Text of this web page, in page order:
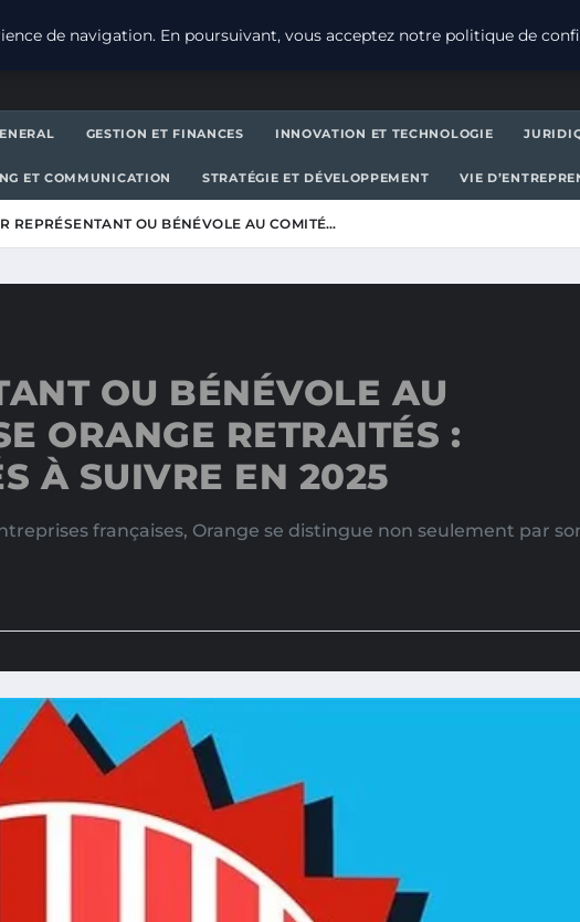
GESTION ET FINANCES INNOVATION ET TECHNOLOGIE
ET COMMUNICATION STRATÉGIE ET DÉVELOPPEMENT VIE
REPRÉSENTANT OU BÉNÉVOLE AU COMITÉ…
OU BÉNÉVOLE AU
ORANGE RETRAITÉS :
À SUIVRE EN 2025
françaises, Orange se distingue non seulement par
de navigation. En poursuivant, vous acceptez notre politique de